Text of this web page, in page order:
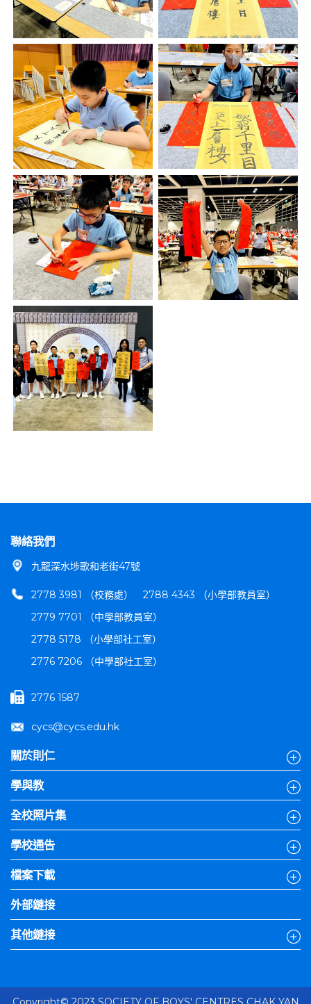
聯絡我們
九龍深水埗歌和老街47號
2778 3981 （校務處）
2788 4343 （小學部教員室）
2779 7701 （中學部教員室）
2778 5178 （小學部社工室）
2776 7206 （中學部社工室）
2776 1587
cycs@cycs.edu.hk
關於則仁
學與教
全校照片集
學校通告
檔案下載
外部鏈接
其他鏈接